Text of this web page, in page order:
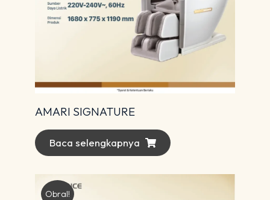
AMARI SIGNATURE
Baca selengkapnya
Obral!